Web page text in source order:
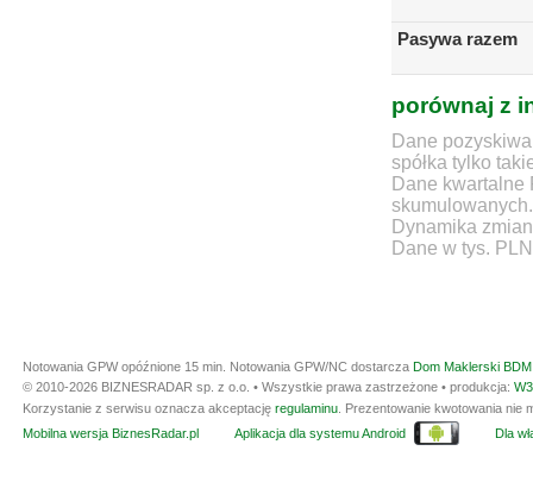
Pasywa razem
porównaj z
Dane
spółka tylko
Dane
skumulowanych.
Dynamika
Dane w tys. PLN
Notowania GPW opóźnione 15 min. Notowania GPW/NC dostarcza Dom Maklerski
© 2010-2026 BIZNESRADAR sp. z o.o. • Wszystkie prawa zastrzeżone • produkcja:
Korzystanie z serwisu oznacza akceptację regulaminu . Prezentowanie kwotowania
Mobilna wersja BiznesRadar.pl
Aplikacja dla systemu Android Dla